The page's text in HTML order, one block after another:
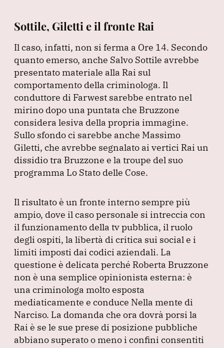
Sottile, Giletti e il fronte Rai
Il caso, infatti, non si ferma a Ore 14. Secondo
quanto emerso, anche Salvo Sottile avrebbe
presentato materiale alla Rai sul
comportamento della criminologa. Il
conduttore di Farwest sarebbe entrato nel
mirino dopo una puntata che Bruzzone
considera lesiva della propria immagine.
Sullo sfondo ci sarebbe anche Massimo
Giletti, che avrebbe segnalato ai vertici Rai un
dissidio tra Bruzzone e la troupe del suo
programma Lo Stato delle Cose.
Il risultato è un fronte interno sempre più
ampio, dove il caso personale si intreccia con
il funzionamento della tv pubblica, il ruolo
degli ospiti, la libertà di critica sui social e i
limiti imposti dai codici aziendali. La
questione è delicata perché Roberta Bruzzone
non è una semplice opinionista esterna: è
una criminologa molto esposta
mediaticamente e conduce Nella mente di
Narciso. La domanda che ora dovrà porsi la
Rai è se le sue prese di posizione pubbliche
abbiano superato o meno i confini consentiti